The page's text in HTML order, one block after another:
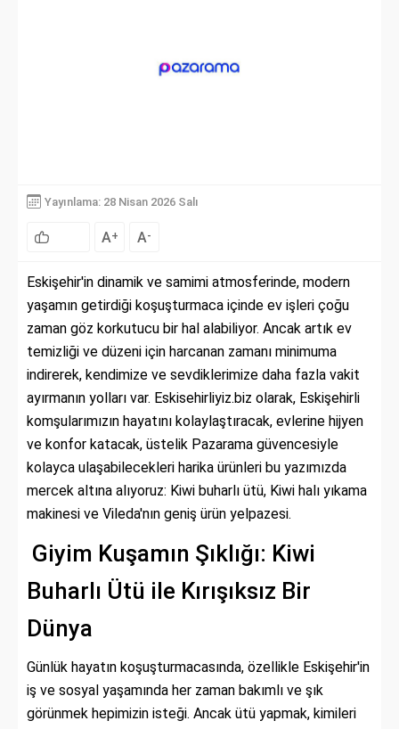
Yayınlama: 28 Nisan 2026 Salı
A+ A-
Eskişehir'in dinamik ve samimi atmosferinde, modern
yaşamın getirdiği koşuşturmaca içinde ev işleri çoğu
zaman göz korkutucu bir hal alabiliyor. Ancak artık ev
temizliği ve düzeni için harcanan zamanı minimuma
indirerek, kendimize ve sevdiklerimize daha fazla vakit
ayırmanın yolları var. Eskisehirliyiz.biz olarak, Eskişehirli
komşularımızın hayatını kolaylaştıracak, evlerine hijyen
ve konfor katacak, üstelik Pazarama güvencesiyle
kolayca ulaşabilecekleri harika ürünleri bu yazımızda
mercek altına alıyoruz: Kiwi buharlı ütü, Kiwi halı yıkama
makinesi ve Vileda'nın geniş ürün yelpazesi.
Giyim Kuşamın Şıklığı: Kiwi
Buharlı Ütü ile Kırışıksız Bir
Dünya
Günlük hayatın koşuşturmacasında, özellikle Eskişehir'in
iş ve sosyal yaşamında her zaman bakımlı ve şık
görünmek hepimizin isteği. Ancak ütü yapmak, kimileri